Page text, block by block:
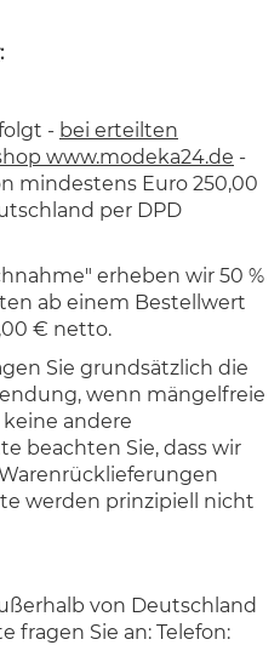
:
- bei erteilten
www.modeka24.de -
mindestens Euro 250,00
per DPD
erheben wir 50 %
ab einem Bestellwert
€ netto.
Sie grundsätzlich die
wenn mängelfreie
andere
beachten Sie, dass wir
werden prinzipiell nicht
von Deutschland
fragen Sie an: Telefon: